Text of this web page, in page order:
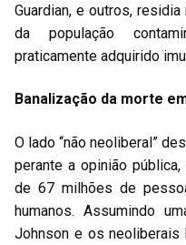
Guardian, e outros,
da população
praticamente adquirido
Banalização da morte
O lado “não neoliberal”
perante a opinião
de 67 milhões de
humanos. Assumindo
Johnson e os neoliberais